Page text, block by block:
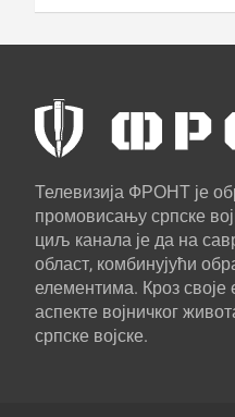
Телевизија ФРОНТ је
промовисању српске
циљ канала је да на
област, комбинујући
елементима. Кроз
аспекте војничког
српске војске.